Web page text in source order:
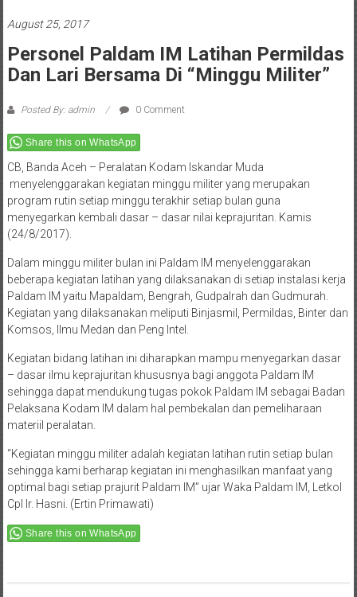
August 25, 2017
Personel Paldam IM Latihan Permildas
Dan Lari Bersama Di “Minggu Militer”
Posted By: admin 0 Comment
Share this on WhatsApp
CB, Banda Aceh – Peralatan Kodam Iskandar Muda
menyelenggarakan kegiatan minggu militer yang merupakan
program rutin setiap minggu terakhir setiap bulan guna
menyegarkan kembali dasar – dasar nilai keprajuritan. Kamis
(24/8/2017).
Dalam minggu militer bulan ini Paldam IM menyelenggarakan
beberapa kegiatan latihan yang dilaksanakan di setiap instalasi kerja
Paldam IM yaitu Mapaldam, Bengrah, Gudpalrah dan Gudmurah.
Kegiatan yang dilaksanakan meliputi Binjasmil, Permildas, Binter dan
Komsos, Ilmu Medan dan Peng Intel.
Kegiatan bidang latihan ini diharapkan mampu menyegarkan dasar
– dasar ilmu keprajuritan khususnya bagi anggota Paldam IM
sehingga dapat mendukung tugas pokok Paldam IM sebagai Badan
Pelaksana Kodam IM dalam hal pembekalan dan pemeliharaan
materiil peralatan.
“Kegiatan minggu militer adalah kegiatan latihan rutin setiap bulan
sehingga kami berharap kegiatan ini menghasilkan manfaat yang
optimal bagi setiap prajurit Paldam IM” ujar Waka Paldam IM, Letkol
Cpl Ir. Hasni. (Ertin Primawati)
Share this on WhatsApp